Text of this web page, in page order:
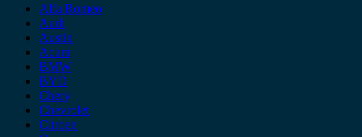
Alfa Romeo
Audi
Austin
Acura
BMW
BYD
Chery
Chevrolet
Citroen